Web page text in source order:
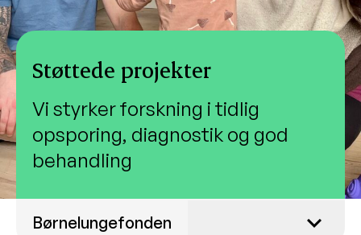
Støttede projekter
Vi styrker forskning i tidlig
opsporing, diagnostik og god
behandling
Børnelungefonden